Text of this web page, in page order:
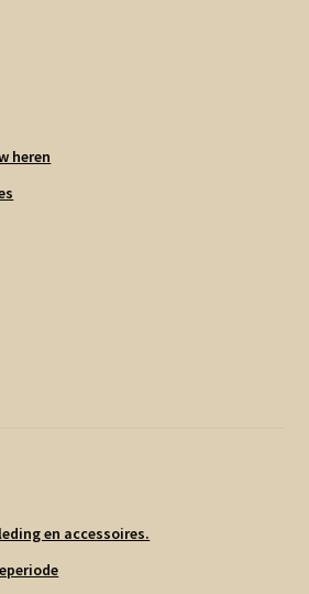
heren
en accessoires.